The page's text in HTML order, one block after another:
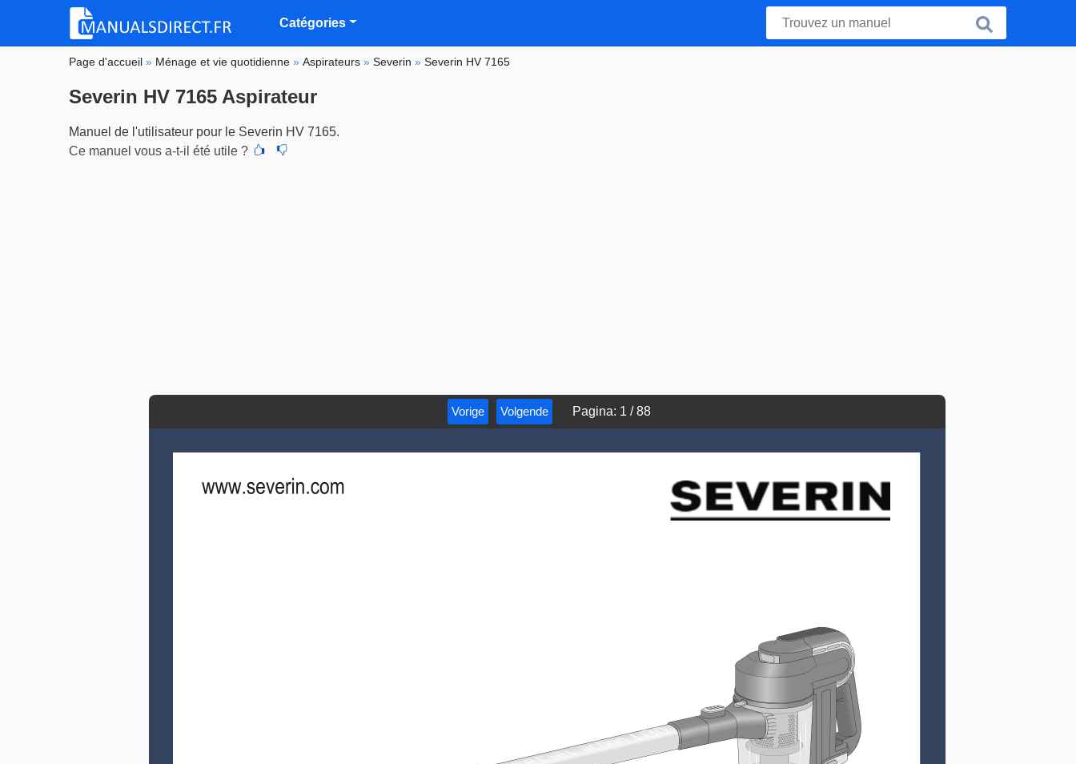
Catégories
Page d'accueil » Ménage et vie quotidienne »Aspirateurs »Severin »Severin HV 7165
Severin HV 7165 Aspirateur
Manuel de l'utilisateur pour le Severin HV 7165.
Ce manuel vous a-t-il été utile ?
Vorige Volgende Pagina: 1 /88